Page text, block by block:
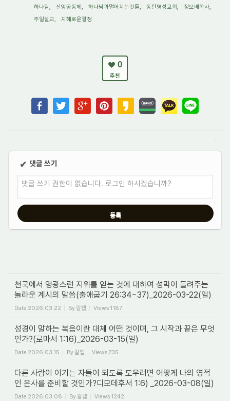
하나됨 , 신앙공동체 , 하나님과멀어지는것들, 동탄명성교회 , 정보배목사,
주일설교, 지혜로운결정
0
추천
✔ 댓글 쓰기
댓글 쓰기 권한이 없습니다. 로그인 하시겠습니까?
천국에서 영광스런 지위를 얻는 것에 대하여 성막이 들려주는
놀라운 계시의 말씀(출애굽기 26:34~37)_2026-03-22(일)
Date 2026.03.22 By갈렙 Views 1187
성경이 말하는 복음이란 대체 어떤 것이며, 그 시작과 끝은 무엇
인가?(로마서 1:16)_2026-03-15(일)
Date 2026.03.15 By갈렙 Views 735
다른 사람이 이기는 자들이 되도록 도우려면 어떻게 나의 영적
인 은사를 준비할 것인가?디모데후서 1:6) _2026-03-08(일)
Date 2026.03.08 By갈렙 Views 1242